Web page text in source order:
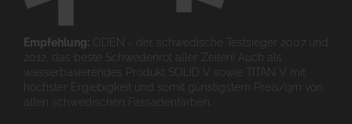
Empfehlung: ODEN - der schwedische Testsieger 2007 und
2012, das beste Schwedenrot aller Zeiten! Auch als
wasserbasierendes Produkt SOLID V sowie TITAN V mit
höchster Ergiebigkeit und somit günstigstem Preis/qm von
allen schwedischen Fassadenfarben.